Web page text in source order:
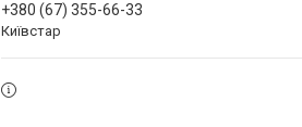
+380 (67) 355-66-33
Київстар